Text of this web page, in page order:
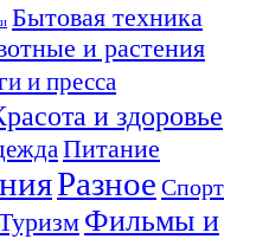
Бытовая техника
и растения
и пресса
и здоровье
Питание
Разное Спорт
Фильмы и